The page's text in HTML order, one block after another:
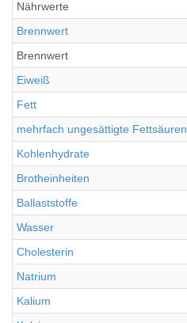
Nährwerte
Brennwert
Brennwert
Eiweiß
Fett
mehrfach ungesättigte Fettsäuren
Kohlenhydrate
Brotheinheiten
Ballaststoffe
Wasser
Cholesterin
Natrium
Kalium